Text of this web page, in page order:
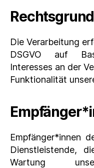
Die Verarbeitung
DSGVO auf
Interesses an der
Funktionalität
Empfänger*innen
Dienstleistende,
Wartung